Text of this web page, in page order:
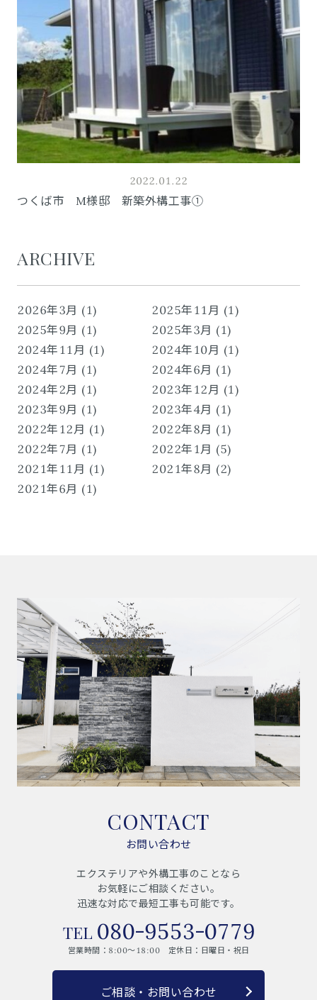
2022.01.22
つくば市 M様邸 新築外構工事①
ARCHIVE
2026年3月 (1)
2025年11月 (1)
2025年9月 (1)
2025年3月 (1)
2024年11月 (1)
2024年10月 (1)
2024年7月 (1)
2024年6月 (1)
2024年2月 (1)
2023年12月 (1)
2023年9月 (1)
2023年4月 (1)
2022年12月 (1)
2022年8月 (1)
2022年7月 (1)
2022年1月 (5)
2021年11月 (1)
2021年8月 (2)
2021年6月 (1)
CONTACT
お問い合わせ
エクステリアや外構工事のことなら
お気軽にご相談ください。
迅速な対応で最短工事も可能です。
080-9553-0779
営業時間：8:00～18:00 定休日：日曜日・祝日
ご相談・お問い合わせ